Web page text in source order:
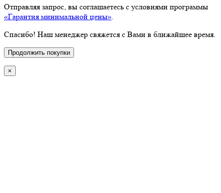
Отправляя запрос, вы соглашаетесь с условиями программы
«Гарантия минимальной цены».
Спасибо! Наш менеджер свяжется с Вами в ближайшее время.
Продолжить покупки
×